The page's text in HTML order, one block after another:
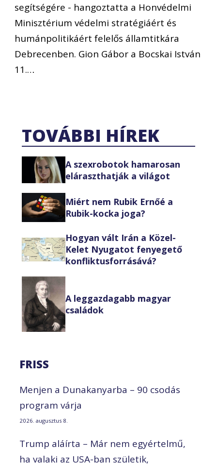
segítségére - hangoztatta a Honvédelmi
Minisztérium védelmi stratégiáért és
humánpolitikáért felelős államtitkára
Debrecenben. Gion Gábor a Bocskai István
11.…
TOVÁBBI HÍREK
A szexrobotok hamarosan
eláraszthatják a világot
Miért nem Rubik Ernőé a
Rubik-kocka joga?
Hogyan vált Irán a Közel-
Kelet Nyugatot fenyegető
konfliktusforrásává?
A leggazdagabb magyar
családok
FRISS
Menjen a Dunakanyarba – 90 csodás
program várja
2026. augusztus 8.
Trump aláírta – Már nem egyértelmű,
ha valaki az USA-ban születik,